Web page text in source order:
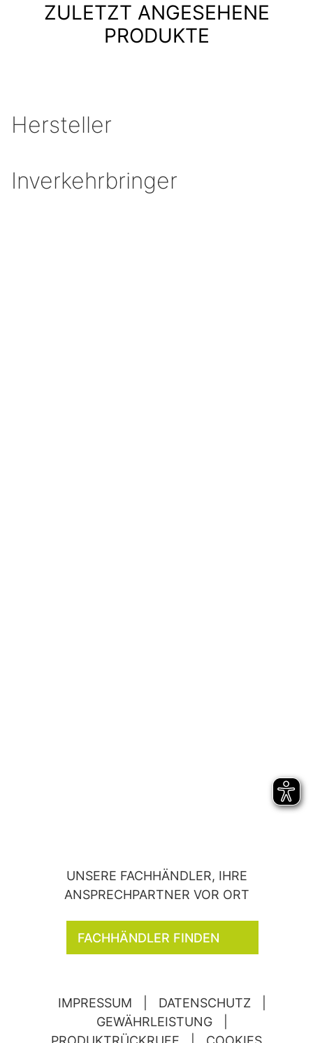
ZULETZT ANGESEHENE
PRODUKTE
Hersteller
Inverkehrbringer
UNSERE FACHHÄNDLER, IHRE
ANSPRECHPARTNER VOR ORT
FACHHÄNDLER FINDEN
IMPRESSUM DATENSCHUTZ
GEWÄHRLEISTUNG